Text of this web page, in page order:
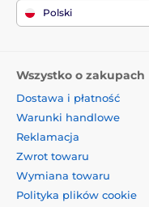
Polski
Wszystko o zakupach
Dostawa i płatność
Warunki handlowe
Reklamacja
Zwrot towaru
Wymiana towaru
Polityka plików cookie